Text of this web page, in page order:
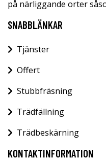
på närliggande orter
SNABBLÄNKAR
Tjänster
Offert
Stubbfräsning
Trädfällning
Trädbeskärning
KONTAKTINFORMATION